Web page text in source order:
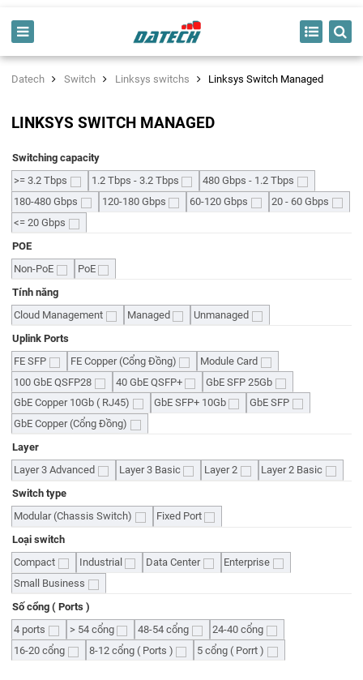
Datech Switch Linksys switchs Linksys Switch Managed
LINKSYS SWITCH MANAGED
Switching capacity
>= 3.2 Tbps
1.2 Tbps - 3.2 Tbps
480 Gbps - 1.2 Tbps
180-480 Gbps
120-180 Gbps 60-120 Gbps
20 - 60 Gbps
<= 20 Gbps
POE
Non-PoE
PoE
Tính năng
Cloud Management
Managed
Unmanaged
Uplink Ports
FE SFP
FE Copper (Cổng Đồng)
Module Card
100 GbE QSFP28
40 GbE QSFP+
GbE SFP 25Gb
GbE Copper 10Gb ( RJ45)
GbE SFP+ 10Gb
GbE SFP
GbE Copper (Cổng Đồng)
Layer
Layer 3 Advanced
Layer 3 Basic Layer 2
Layer 2 Basic
Switch type
Modular (Chassis Switch)
Fixed Port
Loại switch
Compact
Industrial Data Center
Enterprise
Small Business
Số cổng ( Ports )
4 ports
> 54 cổng 48-54 cổng
24-40 cổng
16-20 cổng
8-12 cổng ( Ports ) 5 cổng ( Porrt )